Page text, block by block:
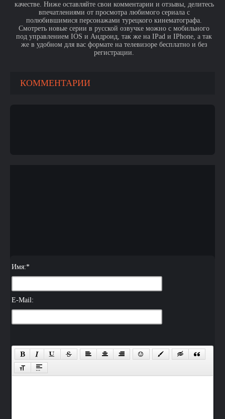
качестве. Ниже оставляйте свои комментарии и отзывы, делитесь
впечатлениями от просмотра любимого сериала с
полюбившимися персонажами турецкого кинематографа.
Смотреть новые серии в русской озвучке можно с мобильного
под управлением IOS и Андроид, так же на IPad и IPhone, а так
же в удобном для вас формате на телевизоре бесплатно и без
регистрации.
КОММЕНТАРИИ
Имя:*
E-Mail: